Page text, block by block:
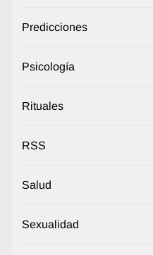
Predicciones
Psicología
Rituales
RSS
Salud
Sexualidad